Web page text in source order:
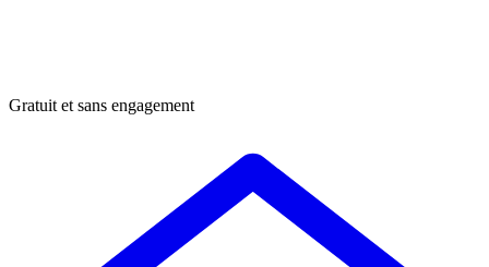
Gratuit et sans engagement